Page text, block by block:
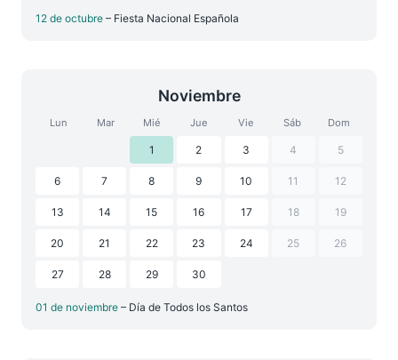
12 de octubre – Fiesta Nacional Española
Noviembre
Lun Mar Mié Jue Vie Sáb Dom
1 2 3 4 5
6 7 8 9 10 11 12
13 14 15 16 17 18 19
20 21 22 23 24 25 26
27 28 29 30
01 de noviembre – Día de Todos los Santos